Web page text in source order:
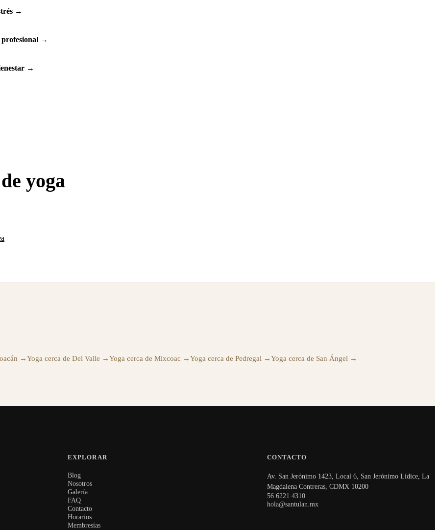
→
→
→
yoga
→Yoga cerca de Del Valle →Yoga cerca de Mixcoac →Yoga cerca de Pedregal →Yoga cerca de San Ángel →
EXPLORAR
Blog
Nosotros
Galería
FAQ
Contacto
Horarios
Membresías
CONTACTO
Av. San Jerónimo 1423, Local 6, San Jerónimo Lídice, La
Magdalena Contreras, CDMX 10200
56 6221 4310
hola@santulan.mx